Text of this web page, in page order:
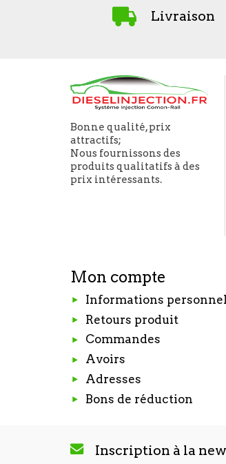
Livraison
Bonne qualité, prix
attractifs;
Nous fournissons des
produits qualitatifs à des
prix intéressants.
Mon compte
Informations
Retours produit
Commandes
Avoirs
Adresses
Bons de réduction
Inscription à la